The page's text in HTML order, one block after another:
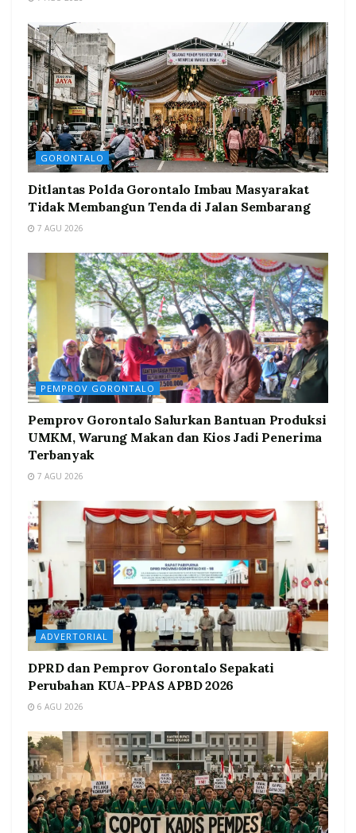
GORONTALO
Ditlantas Polda Gorontalo Imbau Masyarakat
Tidak Membangun Tenda di Jalan Sembarang
7 AGU 2026
PEMPROV GORONTALO
Pemprov Gorontalo Salurkan Bantuan Produksi
UMKM, Warung Makan dan Kios Jadi Penerima
Terbanyak
7 AGU 2026
ADVERTORIAL
DPRD dan Pemprov Gorontalo Sepakati
Perubahan KUA-PPAS APBD 2026
6 AGU 2026